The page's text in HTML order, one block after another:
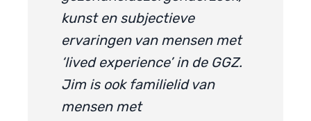
kunst en subjectieve
ervaringen van mensen met
‘lived experience’ in de GGZ.
Jim is ook familielid van
mensen met